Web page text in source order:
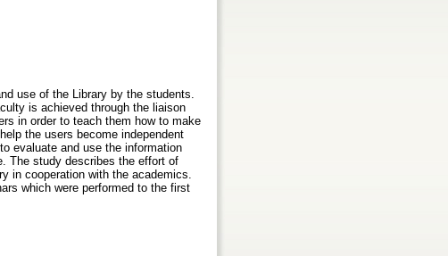
use of the Library by the students.
is achieved through the liaison
in order to teach them how to make
the users become independent
evaluate and use the information
The study describes the effort of
in cooperation with the academics.
which were performed to the first